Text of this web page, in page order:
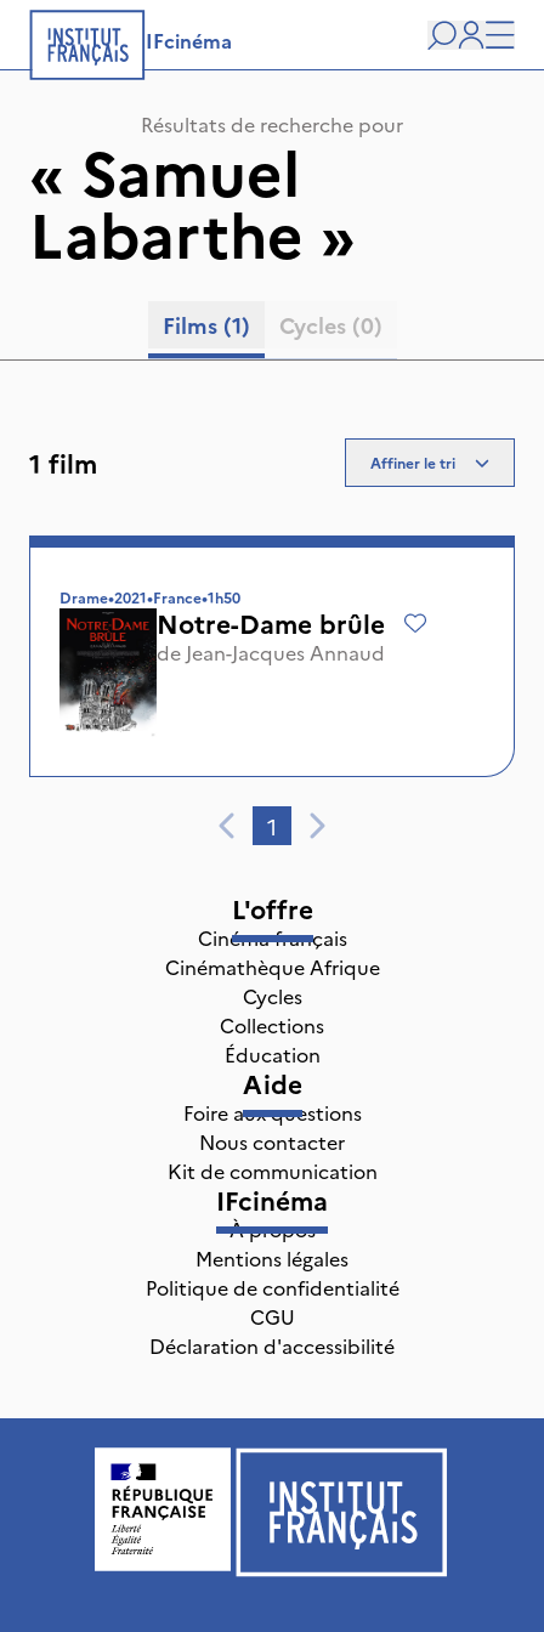
IFcinéma
user
Résultats de recherche pour
« Samuel
Labarthe »
Films (1) Cycles (0)
1 film Affiner le tri
Drame•2021•France•1h50
Notre-Dame brûle
de Jean-Jacques Annaud
1
L'offre
Cinéma français
Cinémathèque Afrique
Cycles
Collections
Éducation
Aide
Foire aux questions
Nous contacter
Kit de communication
IFcinéma
À propos
Mentions légales
Politique de confidentialité
CGU
Déclaration d'accessibilité